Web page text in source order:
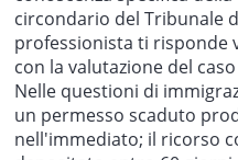
circondario del Tribunale
professionista ti risponde
con la valutazione del
Nelle questioni di
un permesso scaduto
nell'immediato; il ricorso